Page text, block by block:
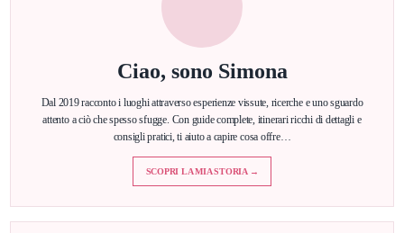
Ciao, sono Simona
Dal 2019 racconto i luoghi attraverso esperienze vissute, ricerche e uno sguardo
attento a ciò che spesso sfugge. Con guide complete, itinerari ricchi di dettagli e
consigli pratici, ti aiuto a capire cosa offre…
SCOPRI LA MIA STORIA →